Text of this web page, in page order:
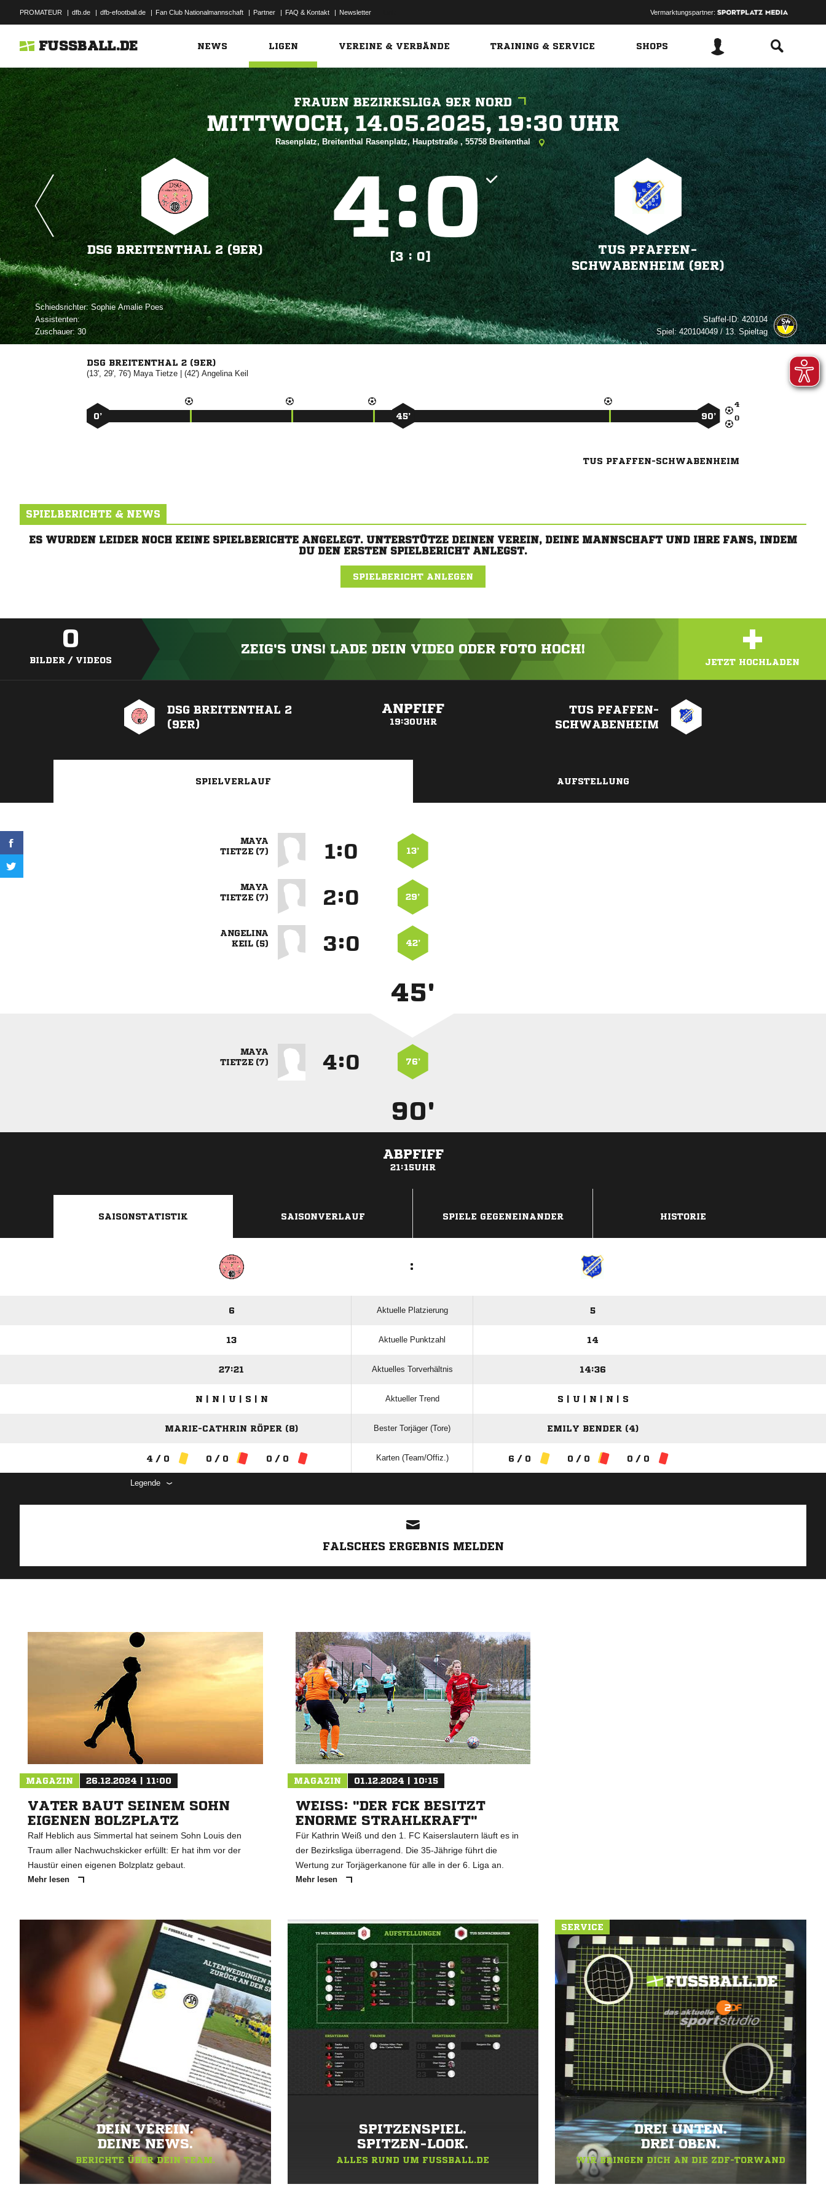
PROMATEUR | dfb.de | dfb-efootball.de | Fan Club Nationalmannschaft | Partner | FAQ & Kontakt | Newsletter Vermarktungspartner:
FUSSBALL.DE NEWS LIGEN VEREINE & VERBÄNDE TRAINING & SERVICE SHOPS
FRAUEN BEZIRKSLIGA 9ER NORD
   
Rasenplatz, Breitenthal Rasenplatz, Hauptstraße , 55758 Breitenthal
DSG BREITENTHAL 2 (9ER)
:
[3 : 0]
TUS PFAFFEN-
SCHWABENHEIM (9ER)
Schiedsrichter:  
Assistenten:
Zuschauer:30
Staffel-ID:420104
Spiel:420104049 / 13. Spieltag
DSG BREITENTHAL 2 (9ER)
(13', 29', 76') | (42') 


0’ 45’ 90’
TUS PFAFFEN-SCHWABENHEIM
SPIELBERICHTE & NEWS
ES WURDEN LEIDER NOCH KEINE SPIELBERICHTE ANGELEGT. UNTERSTÜTZE DEINEN VEREIN, DEINE MANNSCHAFT UND IHRE FANS, INDEM
DU DEN ERSTEN SPIELBERICHT ANLEGST.
SPIELBERICHT ANLEGEN
0
BILDER / VIDEOS
ZEIG'S UNS! LADE DEIN VIDEO ODER FOTO HOCH! +
JETZT HOCHLADEN
DSG BREITENTHAL 2
(9ER)
ANPFIFF
19:30UHR
TUS PFAFFEN-
SCHWABENHEIM
SPIELVERLAUF AUFSTELLUNG

 
: 13’

 
: 29’

 
: 42’
45'

 
: 76’
90'
ABPFIFF
21:15UHR
SAISONSTATISTIK SAISONVERLAUF SPIELE GEGENEINANDER HISTORIE
:
6 Aktuelle Platzierung 5
13 Aktuelle Punktzahl 14
27:21 Aktuelles Torverhältnis 14:36
N | N | U | S | N Aktueller Trend S | U | N | N | S
MARIE-CATHRIN RÖPER (8) Bester Torjäger (Tore) EMILY BENDER (4)
4 / 0 0 / 0 0 / 0 Karten (Team/Offiz.) 6 / 0 0 / 0 0 / 0
Legende
FALSCHES ERGEBNIS MELDEN
MAGAZIN 26.12.2024 | 11:00
VATER BAUT SEINEM SOHN
EIGENEN BOLZPLATZ
Ralf Heblich aus Simmertal hat seinem Sohn Louis den
Traum aller Nachwuchskicker erfüllt: Er hat ihm vor der
Haustür einen eigenen Bolzplatz gebaut.
Mehr lesen
MAGAZIN 01.12.2024 | 10:15
WEISS: "DER FCK BESITZT E
NORME STRAHLKRAFT"
Für Kathrin Weiß und den 1. FC Kaiserslautern läuft es in
der Bezirksliga überragend. Die 35-Jährige führt die
Wertung zur Torjägerkanone für alle in der 6. Liga an.
Mehr lesen
DEIN VEREIN.
DEINE NEWS.
BERICHTE ÜBER DEIN TEAM.
SPITZENSPIEL.
SPITZEN-LOOK.
ALLES RUND UM FUSSBALL.DE
SERVICE
DREI UNTEN.
DREI OBEN.
WIR BRINGEN DICH AN DIE ZDF-TORWAND